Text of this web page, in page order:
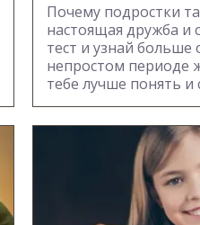
Почему подростки
настоящая дружба и
тест и узнай
непростом периоде
тебе лучше понять и